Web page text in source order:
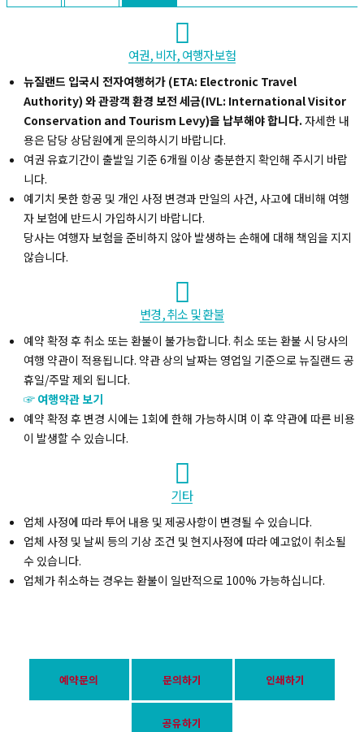
여권, 비자, 여행자보험
뉴질랜드 입국시 전자여행허가 (ETA: Electronic Travel
Authority) 와 관광객 환경 보전 세금(IVL: International Visitor
Conservation and Tourism Levy)을 납부해야 합니다. 자세한 내
용은 담당 상담원에게 문의하시기 바랍니다.
여권 유효기간이 출발일 기준 6개월 이상 충분한지 확인해 주시기 바랍
니다.
예기치 못한 항공 및 개인 사정 변경과 만일의 사건, 사고에 대비해 여행
자 보험에 반드시 가입하시기 바랍니다.
당사는 여행자 보험을 준비하지 않아 발생하는 손해에 대해 책임을 지지
않습니다.
변경, 취소 및 환불
예약 확정 후 취소 또는 환불이 불가능합니다. 취소 또는 환불 시 당사의
여행 약관이 적용됩니다. 약관 상의 날짜는 영업일 기준으로 뉴질랜드 공
휴일/주말 제외 됩니다.
☞ 여행약관 보기
예약 확정 후 변경 시에는 1회에 한해 가능하시며 이 후 약관에 따른 비용
이 발생할 수 있습니다.
기타
업체 사정에 따라 투어 내용 및 제공사항이 변경될 수 있습니다.
업체 사정 및 날씨 등의 기상 조건 및 현지사정에 따라 예고없이 취소될
수 있습니다.
업체가 취소하는 경우는 환불이 일반적으로 100% 가능하십니다.
예약문의 문의하기 인쇄하기
공유하기